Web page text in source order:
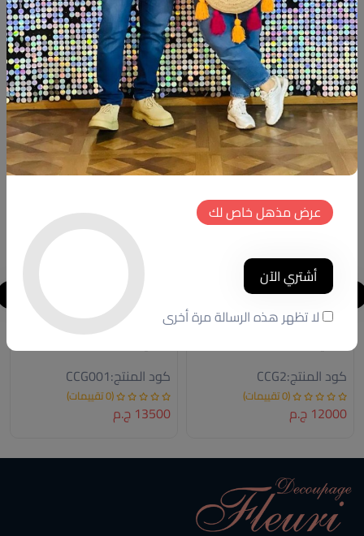
وصف
التقييمات (0)
available within 3weeks
Beechwood Paints: chalk paint Size:60*40
منتجات شبيهة
جديد
كود المنتج:CCG2
(0 تقييمات)
12000 ج.م
جديد
كود المنتج:CCG001
(0 تقييمات)
13500 ج.م
عرض مذهل خاص لك
أشتري الآن
لا تظهر هذه الرسالة مرة أخرى